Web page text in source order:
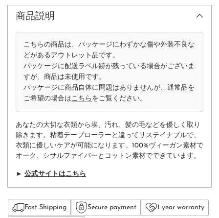
商品説明
こちらの商品は、パッケージにわずかな傷や外装不良な
どがあるアウトレット品です。
パッケージに配送ラベル跡が残っている場合がございま
すが、商品は未使用です。
パッケージに商品自体に問題はありませんが、通常品を
ご希望の場合はこちら をご覧ください。
あなたの大切な衣類から埃、汚れ、髪の毛などを優しく取り
除きます。粘着テープローラーと違ってサステイナブルで、
衣類に優しいケアが可能になります。100%ヴィーガン素材で
オーク、シサルファイバーとコットン素材でできています。
► 公式サイトはこちら
Fast Shipping Secure payment 1 year warranty